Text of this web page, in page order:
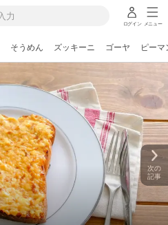
ログイン メニュー
そうめん ズッキーニ ゴーヤ ピーマ
次の
記事